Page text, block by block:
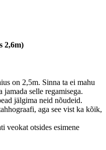
2,6m)
on 2,5m. Sinna ta ei mahu
selle regamisega.
jälgima neid nõudeid.
aga see vist ka kõik,
veokat otsides esimene